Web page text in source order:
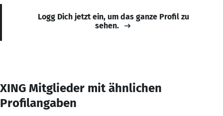
Logg Dich jetzt ein, um das ganze Profil zu
sehen.
XING Mitglieder mit ähnlichen
Profilangaben